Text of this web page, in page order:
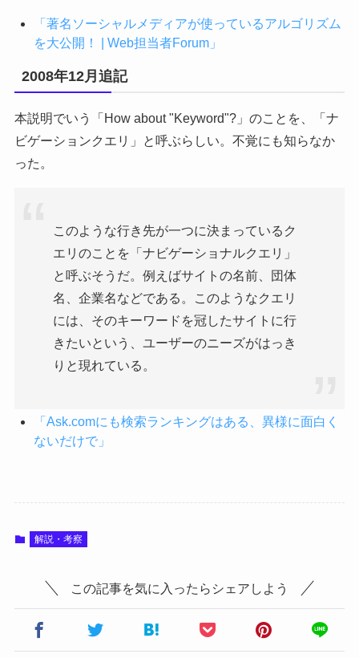
「著名ソーシャルメディアが使っているアルゴリズム
を大公開！ | Web担当者Forum」
2008年12月追記
本説明でいう「How about "Keyword"?」のことを、「ナ
ビゲーションクエリ」と呼ぶらしい。不覚にも知らなか
った。
このような行き先が一つに決まっているク
エリのことを「ナビゲーショナルクエリ」
と呼ぶそうだ。例えばサイトの名前、団体
名、企業名などである。このようなクエリ
には、そのキーワードを冠したサイトに行
きたいという、ユーザーのニーズがはっき
りと現れている。
「Ask.comにも検索ランキングはある、異様に面白く
ないだけで」
解説・考察
この記事を気に入ったらシェアしよう